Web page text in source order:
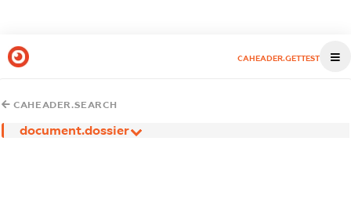
CAHEADER.GETTEST
CAHEADER.SEARCH
document.dossier